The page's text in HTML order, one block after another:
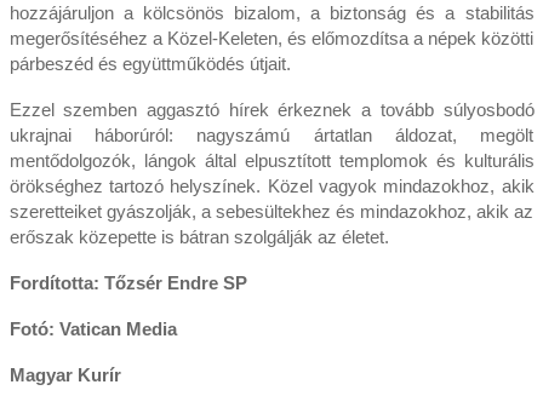
hozzájáruljon a kölcsönös bizalom, a biztonság és a stabilitás
megerősítéséhez a Közel-Keleten, és előmozdítsa a népek közötti
párbeszéd és együttműködés útjait.
Ezzel szemben aggasztó hírek érkeznek a tovább súlyosbodó
ukrajnai háborúról: nagyszámú ártatlan áldozat, megölt
mentődolgozók, lángok által elpusztított templomok és kulturális
örökséghez tartozó helyszínek. Közel vagyok mindazokhoz, akik
szeretteiket gyászolják, a sebesültekhez és mindazokhoz, akik az
erőszak közepette is bátran szolgálják az életet.
Fordította: Tőzsér Endre SP
Fotó: Vatican Media
Magyar Kurír